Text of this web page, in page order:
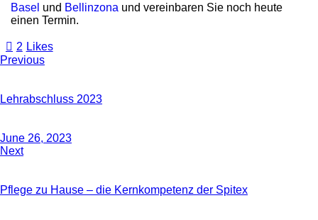
Basel und Bellinzona und vereinbaren Sie noch heute
einen Termin.
2 Likes
Previous
Lehrabschluss 2023
June 26, 2023
Next
Pflege zu Hause – die Kernkompetenz der Spitex